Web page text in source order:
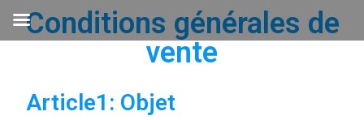
Conditions générales de
vente
Article1: Objet